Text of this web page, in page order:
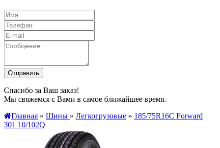
Спасибо за Ваш заказ!
Мы свяжемся с Вами в самое ближайшее время.
Главная » Шины » Легкогрузовые » 185/75R16C Forward
301 10/102Q